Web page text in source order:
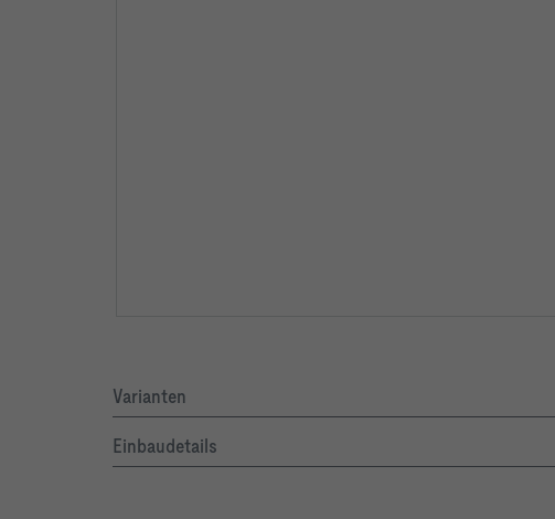
Varianten
Einbaudetails